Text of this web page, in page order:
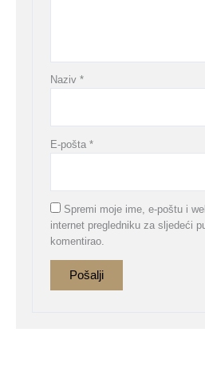
Naziv *
E-pošta *
Spremi moje ime, e-poštu i
internet pregledniku za sljedeći
komentirao.